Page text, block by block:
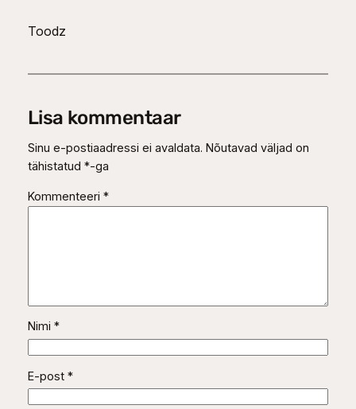
Toodz
Lisa kommentaar
Sinu e-postiaadressi ei avaldata. Nõutavad väljad on
tähistatud *-ga
Kommenteeri *
Nimi *
E-post *